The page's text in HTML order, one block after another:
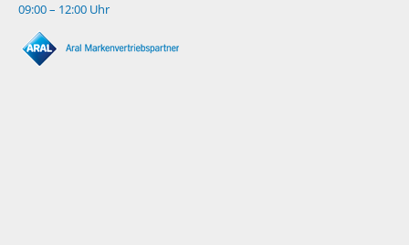
09:00 – 12:00 Uhr